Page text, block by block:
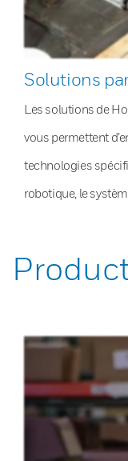
Solutions
Les solutions de
vous permettent
technologies
robotique, le